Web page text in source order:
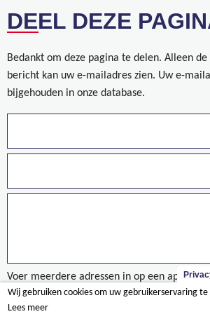
DEEL DEZE
Bedankt om deze pagina te delen. Alleen
bericht kan uw e-mailadres zien. Uw e-
bijgehouden in onze database.
Voer meerdere adressen in op een aparte
door een komma.
Wij gebruiken cookies om uw gebruikerservaring
Lees meer